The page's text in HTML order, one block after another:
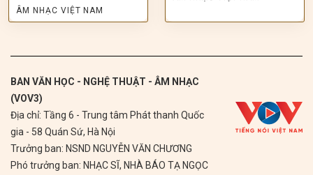
ÂM NHẠC VIỆT NAM
BAN VĂN HỌC - NGHỆ THUẬT - ÂM NHẠC
(VOV3)
Địa chỉ: Tầng 6 - Trung tâm Phát thanh Quốc
gia - 58 Quán Sứ, Hà Nội
Trưởng ban: NSND NGUYỄN VĂN CHƯƠNG
Phó trưởng ban: NHẠC SĨ, NHÀ BÁO TẠ NGỌC